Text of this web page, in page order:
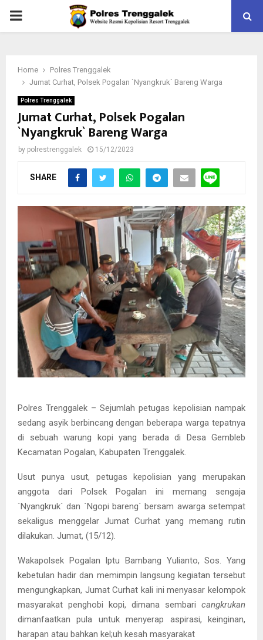
PRIMARY
Home
Polres Trenggalek
Jumat Curhat, Polsek Pogalan `Nyangkruk` Bareng Warga
Polres Trenggalek
Jumat Curhat, Polsek Pogalan
`Nyangkruk` Bareng Warga
by polrestrenggalek 15/12/2023
SHARE
Polres Trenggalek – Sejumlah petugas kepolisian nampak
sedang asyik berbincang dengan beberapa warga tepatnya
di sebuah warung kopi yang berada di Desa Gembleb
Kecamatan Pogalan, Kabupaten Trenggalek.
Usut punya usut, petugas kepolisian yang merupakan
anggota dari Polsek Pogalan ini memang sengaja
`Nyangkruk` dan `Ngopi bareng` bersam awarga setempat
sekaligus menggelar Jumat Curhat yang memang rutin
dilakukan. Jumat, (15/12).
Wakapolsek Pogalan Iptu Bambang Yulianto, Sos. Yang
kebetulan hadir dan memimpin langsung kegiatan tersebut
mengungkapkan, Jumat Curhat kali ini menyasar kelompok
masyarakat penghobi kopi, dimana sembari cangkrukan
dimanfaatkan pula untuk menyerap aspirasi, keinginan,
harapan atau bahkan kel;uh kesah masyarakat